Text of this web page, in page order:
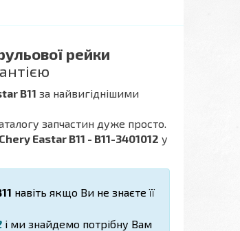
рейки
B11 за найвигіднішими
запчастин дуже просто.
Eastar B11 - B11-3401012 у
навіть якщо Ви не знаєте її
і ми знайдемо потрібну Вам